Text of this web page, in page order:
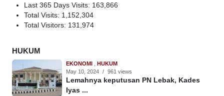
Last 365 Days Visits: 163,866
Total Visits: 1,152,304
Total Visitors: 131,974
HUKUM
EKONOMI
HUKUM
May 10, 2024 / 961 views
Lemahnya keputusan PN Lebak, Kades
Iyas ...